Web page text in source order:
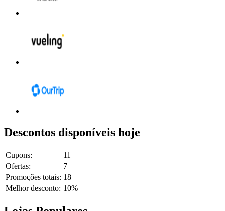
Descontos disponíveis hoje
Cupons:
11
Ofertas:
7
Promoções totais: 18
Melhor desconto: 10%